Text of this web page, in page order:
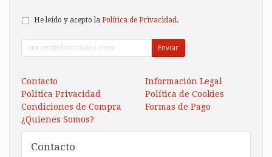
He leído y acepto la Política de Privacidad .
Enviar
Contacto
Información Legal
Política Privacidad
Política de Cookies
Condiciones de Compra
Formas de Pago
¿Quienes Somos?
Contacto